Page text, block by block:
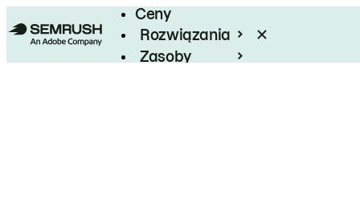
Ceny
Rozwiązania
Zasoby